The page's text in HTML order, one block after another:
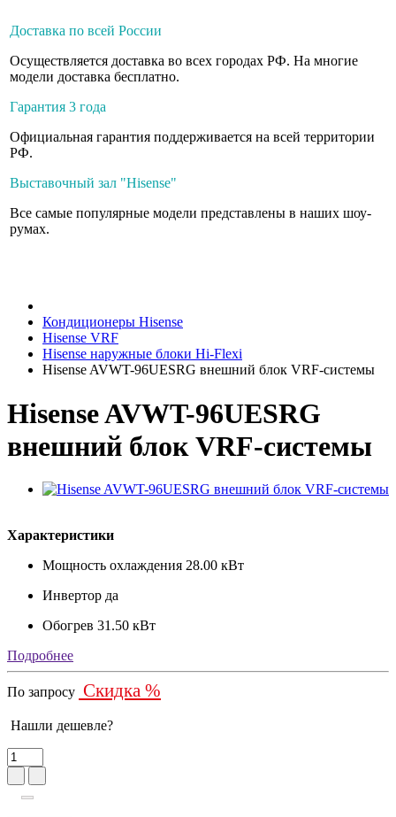
Доставка по всей России
Осуществляется доставка во всех городах РФ. На многие
модели доставка бесплатно.
Гарантия 3 года
Официальная гарантия поддерживается на всей территории
РФ.
Выставочный зал "Hisense"
Все самые популярные модели представлены в наших шоу-
румах.
Кондиционеры Hisense
Hisense VRF
Hisense наружные блоки Hi-Flexi
Hisense AVWT-96UESRG внешний блок VRF-системы
Hisense AVWT-96UESRG
внешний блок VRF-системы
Характеристики
Мощность охлаждения 28.00 кВт
Инвертор да
Обогрев 31.50 кВт
Подробнее
По запросу Скидка %
Нашли дешевле?